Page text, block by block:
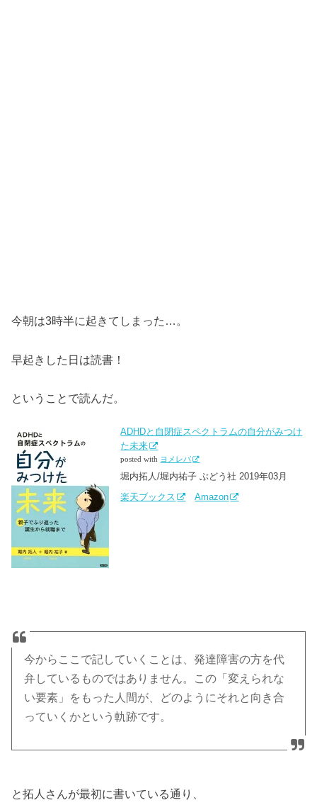
今朝は3時半に起きてしまった…。
早起きした日は読書！
ということで読んだ。
ADHDと自閉症スペクトラムの自分がみつけ
た未来
posted with ヨメレバ
堀内拓人/堀内祐子 ぶどう社 2019年03月
楽天ブックス
Amazon
今からここで記していくことは、発達障害の方を代
弁しているものではありません。この「変えられな
い要素」をもった人間が、どのようにそれと向き合
っていくかという軌跡です。
と拓人さんが最初に書いている通り、